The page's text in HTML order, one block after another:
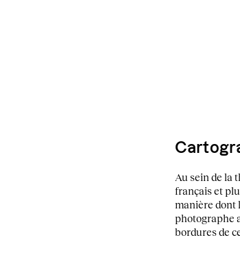
Au sein de la
français et
manière dont
photographe
bordures de